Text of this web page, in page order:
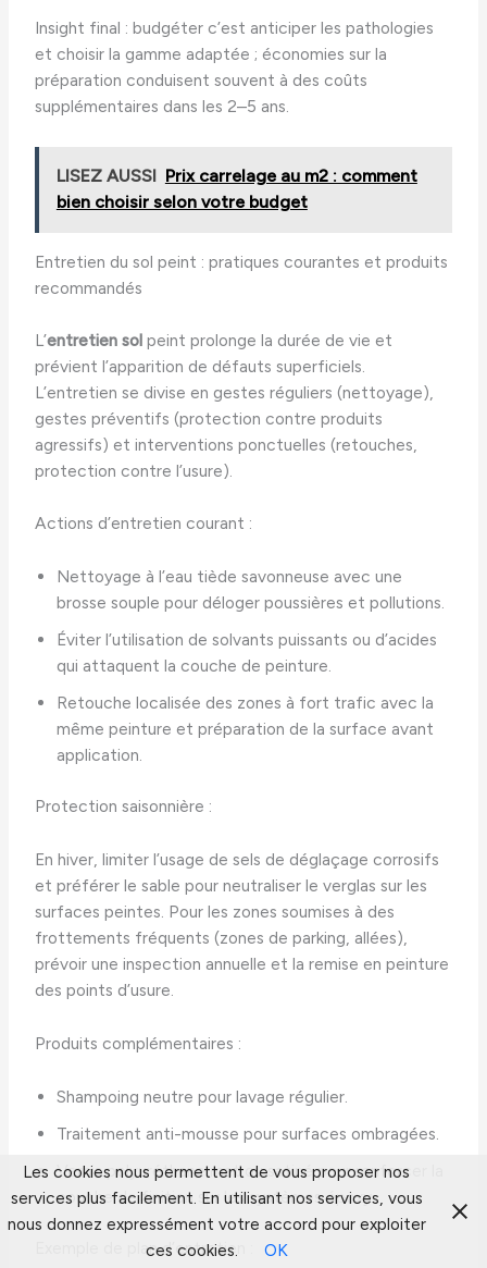
Insight final : budgéter c’est anticiper les pathologies
et choisir la gamme adaptée ; économies sur la
préparation conduisent souvent à des coûts
supplémentaires dans les 2–5 ans.
LISEZ AUSSI Prix carrelage au m2 : comment
bien choisir selon votre budget
Entretien du sol peint : pratiques courantes et produits
recommandés
L’entretien sol peint prolonge la durée de vie et
prévient l’apparition de défauts superficiels.
L’entretien se divise en gestes réguliers (nettoyage),
gestes préventifs (protection contre produits
agressifs) et interventions ponctuelles (retouches,
protection contre l’usure).
Actions d’entretien courant :
Nettoyage à l’eau tiède savonneuse avec une
brosse souple pour déloger poussières et pollutions.
Éviter l’utilisation de solvants puissants ou d’acides
qui attaquent la couche de peinture.
Retouche localisée des zones à fort trafic avec la
même peinture et préparation de la surface avant
application.
Protection saisonnière :
En hiver, limiter l’usage de sels de déglaçage corrosifs
et préférer le sable pour neutraliser le verglas sur les
surfaces peintes. Pour les zones soumises à des
frottements fréquents (zones de parking, allées),
prévoir une inspection annuelle et la remise en peinture
des points d’usure.
Produits complémentaires :
Shampoing neutre pour lavage régulier.
Traitement anti-mousse pour surfaces ombragées.
Vernis polyuréthane mat ou satiné pour renforcer la
couche de finition sur les systèmes époxy.
Exemple de plan d’entretien :
Les cookies nous permettent de vous proposer nos
services plus facilement. En utilisant nos services, vous
nous donnez expressément votre accord pour exploiter
ces cookies.
OK